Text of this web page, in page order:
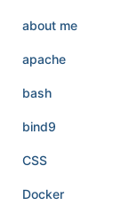
about me
apache
bash
bind9
CSS
Docker